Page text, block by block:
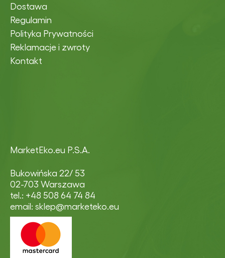
MarketEko.eu P.S.A.
Bukowińska 22/ 53
02-703 Warszawa
tel.: +48 508 64 74 84
email: sklep@marketeko.eu
Dostawa
Regulamin
Polityka Prywatności
Reklamacje i zwroty
Kontakt